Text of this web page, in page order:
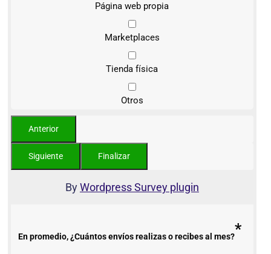
Página web propia
Marketplaces
Tienda física
Otros
ByWordpress Survey plugin
En promedio, ¿Cuántos envíos realizas o recibes al mes?*